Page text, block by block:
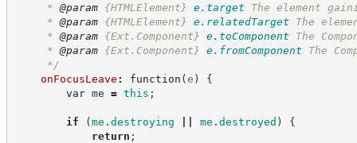
* @param {HTMLElement} e.target
The element
* @param {HTMLElement} e.relatedTarget
The
* @param {Ext.Component} e.toComponent
The
* @param {Ext.Component} e.fromComponent
The
*/
onFocusLeave : function (e )
{
var me = this ;
if (me . destroying me . destroyed )
{
return ;